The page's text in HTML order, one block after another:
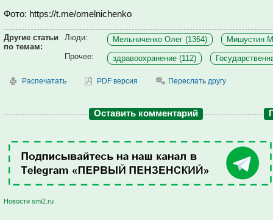
Фото: https://t.me/omelnichenko
Другие статьи
по темам:
Люди: Мельниченко Олег (1364)
Мишустин
Прочее:
здравоохранение (112)
Распечатать PDF версия Переслать другу
Оставить комментарий
Новости smi2.ru